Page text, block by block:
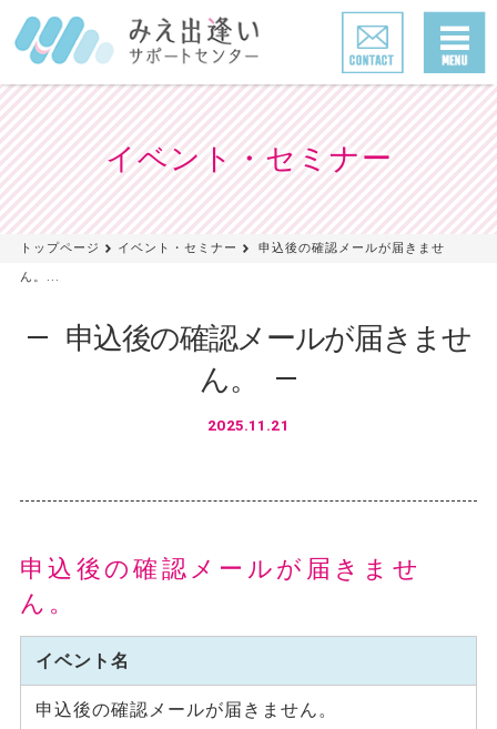
イベント・セミナー
トップページ イベント・セミナー
申込後の確認メールが届きませ
ん。...
申込後の確認メールが届きませ
ん。
2025.11.21
申込後の確認メールが届きませ
ん。
イベント名
申込後の確認メールが届きません。